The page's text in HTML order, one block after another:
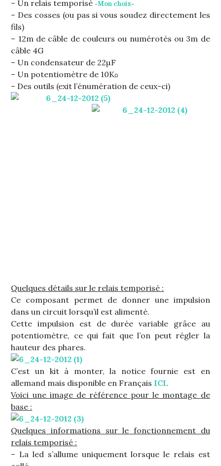
– Un relais temporisé–Mon choix–
– Des cosses (ou pas si vous soudez directement les
fils)
– 12m de câble de couleurs ou numérotés ou 3m de
câble 4G
– Un condensateur de 22µF
– Un potentiomètre de 10KΩ
– Des outils (exit l’énumération de ceux-ci)
Quelques détails sur le relais temporisé :
Ce composant permet de donner une impulsion
dans un circuit lorsqu’il est alimenté.
Cette impulsion est de durée variable grâce au
potentiomètre, ce qui fait que l’on peut régler la
hauteur des phares.
C’est un kit à monter, la notice fournie est en
allemand mais disponible en Français ICI.
Voici une image de référence pour le montage de
base :
Quelques informations sur le fonctionnement du
relais temporisé :
– La led s’allume uniquement lorsque le relais est